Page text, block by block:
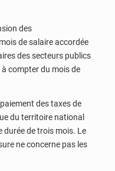
des
de salaire accordée
des secteurs publics
compter du mois de
des taxes de
du territoire national
durée de trois mois. Le
ne concerne pas les